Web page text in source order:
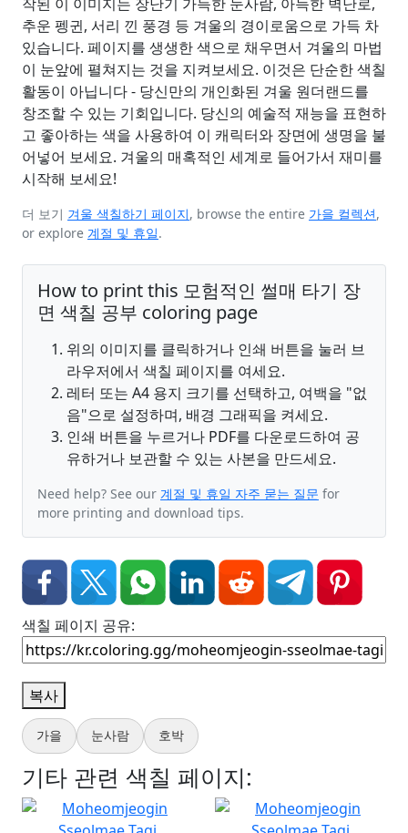
추운 펭귄, 서리 낀 풍경 등 겨울의 경이로움으로 가득 차
있습니다. 페이지를 생생한 색으로 채우면서 겨울의 마법
이 눈앞에 펼쳐지는 것을 지켜보세요. 이것은 단순한 색칠
활동이 아닙니다 - 당신만의 개인화된 겨울 원더랜드를
창조할 수 있는 기회입니다. 당신의 예술적 재능을 표현하
고 좋아하는 색을 사용하여 이 캐릭터와 장면에 생명을 불
어넣어 보세요. 겨울의 매혹적인 세계로 들어가서 재미를
시작해 보세요!
더 보기 겨울 색칠하기 페이지, browse the entire 가을 컬렉션,
or explore 계절 및 휴일.
How to print this 모험적인 썰매 타기 장
면 색칠 공부 coloring page
위의 이미지를 클릭하거나 인쇄 버튼을 눌러 브
라우저에서 색칠 페이지를 여세요.
레터 또는 A4 용지 크기를 선택하고, 여백을 "없
음"으로 설정하며, 배경 그래픽을 켜세요.
인쇄 버튼을 누르거나 PDF를 다운로드하여 공
유하거나 보관할 수 있는 사본을 만드세요.
Need help? See our 계절 및 휴일 자주 묻는 질문 for
more printing and download tips.
색칠 페이지 공유:
복사
가을 눈사람 호박
기타 관련 색칠 페이지: